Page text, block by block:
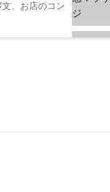
、お店のコン